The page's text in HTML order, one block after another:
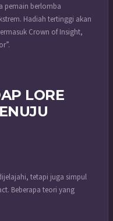
pemain berlomba
Hadiah tertinggi akan
Crown of Insight,
LORE
tetapi juga simpul
Beberapa teori yang